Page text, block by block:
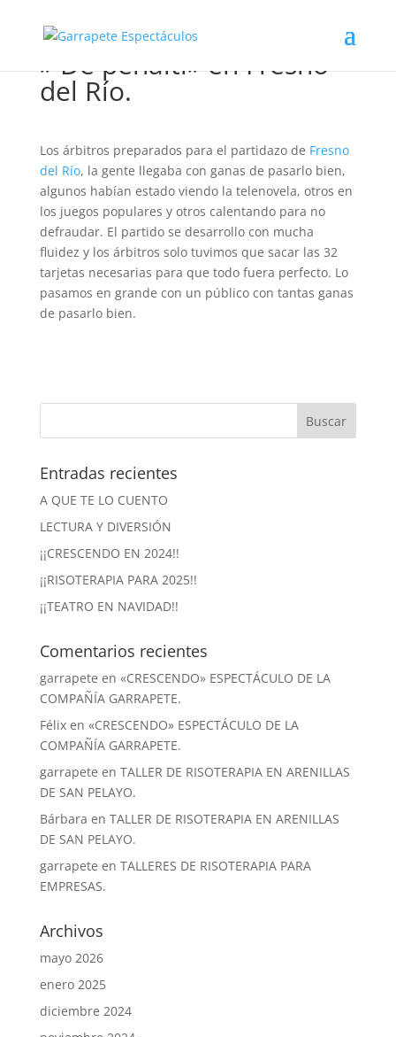
» De penalti» en Fresno
del Río.
Los árbitros preparados para el partidazo de Fresno
del Río, la gente llegaba con ganas de pasarlo bien,
algunos habían estado viendo la telenovela, otros en
los juegos populares y otros calentando para no
defraudar. El partido se desarrollo con mucha
fluidez y los árbitros solo tuvimos que sacar las 32
tarjetas necesarias para que todo fuera perfecto. Lo
pasamos en grande con un público con tantas ganas
de pasarlo bien.
Entradas recientes
A QUE TE LO CUENTO
LECTURA Y DIVERSIÓN
¡¡CRESCENDO EN 2024!!
¡¡RISOTERAPIA PARA 2025!!
¡¡TEATRO EN NAVIDAD!!
Comentarios recientes
garrapete en «CRESCENDO» ESPECTÁCULO DE LA
COMPAÑÍA GARRAPETE.
Félixen «CRESCENDO» ESPECTÁCULO DE LA
COMPAÑÍA GARRAPETE.
garrapete en TALLER DE RISOTERAPIA EN ARENILLAS
DE SAN PELAYO.
Bárbara en TALLER DE RISOTERAPIA EN ARENILLAS
DE SAN PELAYO.
garrapete en TALLERES DE RISOTERAPIA PARA
EMPRESAS.
Archivos
mayo 2026
enero 2025
diciembre 2024